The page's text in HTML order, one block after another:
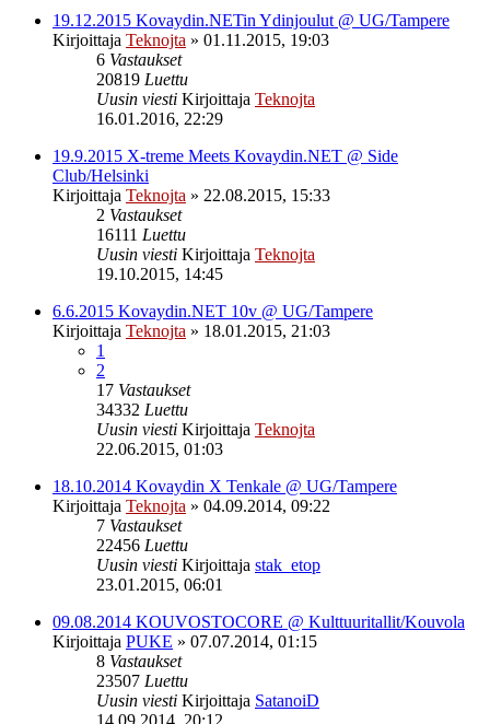
19.12.2015 Kovaydin.NETin Ydinjoulut @ UG/Tampere
Kirjoittaja Teknojta » 01.11.2015, 19:03
6 Vastaukset
20819 Luettu
Uusin viesti Kirjoittaja Teknojta
16.01.2016, 22:29
19.9.2015 X-treme Meets Kovaydin.NET @ Side
Club/Helsinki
Kirjoittaja Teknojta » 22.08.2015, 15:33
2 Vastaukset
16111 Luettu
Uusin viesti Kirjoittaja Teknojta
19.10.2015, 14:45
6.6.2015 Kovaydin.NET 10v @ UG/Tampere
Kirjoittaja Teknojta » 18.01.2015, 21:03
1
2
17 Vastaukset
34332 Luettu
Uusin viesti Kirjoittaja Teknojta
22.06.2015, 01:03
18.10.2014 Kovaydin X Tenkale @ UG/Tampere
Kirjoittaja Teknojta » 04.09.2014, 09:22
7 Vastaukset
22456 Luettu
Uusin viesti Kirjoittaja stak_etop
23.01.2015, 06:01
09.08.2014 KOUVOSTOCORE @ Kulttuuritallit/Kouvola
Kirjoittaja PUKE » 07.07.2014, 01:15
8 Vastaukset
23507 Luettu
Uusin viesti Kirjoittaja SatanoiD
14.09.2014, 20:12